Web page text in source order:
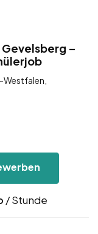
–
/ Stunde